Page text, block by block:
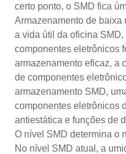
certo ponto, o SMD fica
Armazenamento de baixa
a vida útil da oficina
componentes eletrônicos
armazenamento eficaz, a
de componentes
armazenamento SMD,
componentes eletrônicos
antiestática e funções de
O nível SMD determina o
No nível SMD atual, a